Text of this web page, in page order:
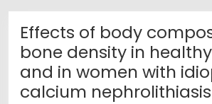
Effects of body
bone density in
and in women with
calcium nephrolithiasis